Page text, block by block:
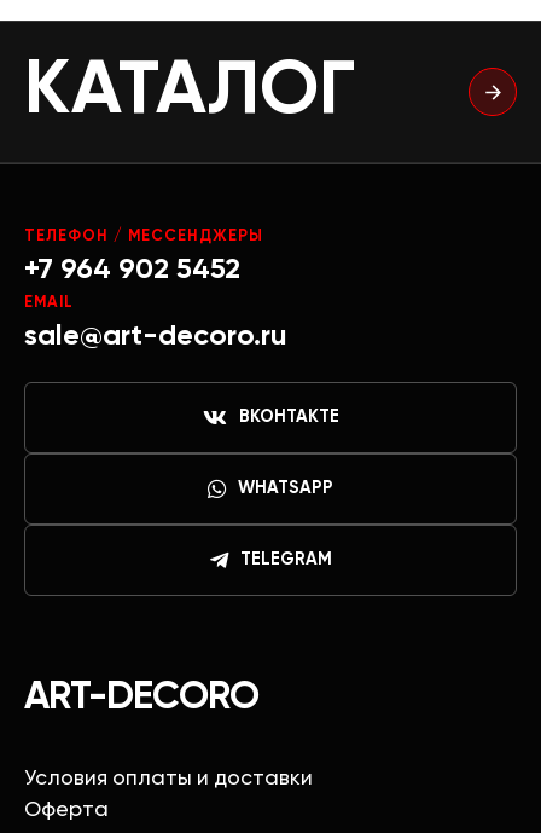
КАТАЛОГ
ART-DECORO
Условия оплаты и доставки
Оферта
ТЕЛЕФОН / МЕССЕНДЖЕРЫ
+7 964 902 5452
EMAIL
sale@art-decoro.ru
ВКОНТАКТЕ
WHATSAPP
TELEGRAM